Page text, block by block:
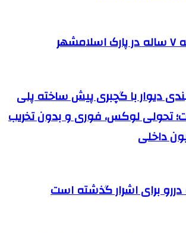
دیوار با گچبری پیش ساخته پلی
تحولی لوکس، فوری و بدون تخریب
داخلی
دررو برای اشرار گذشته است